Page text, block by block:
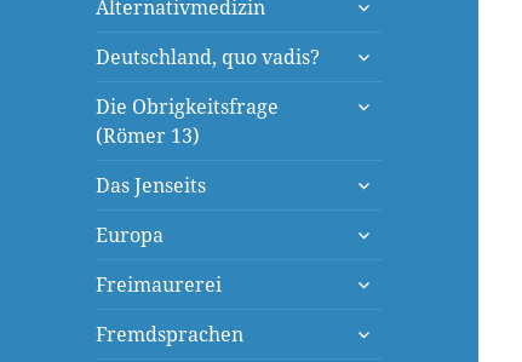
Alternativmedizin
Deutschland, quo vadis?
untermenü
Die Obrigkeitsfrage
(Römer 13)
untermenü
Das Jenseits
untermenü
Europa
untermenü
Freimaurerei
untermenü
Fremdsprachen
untermenü